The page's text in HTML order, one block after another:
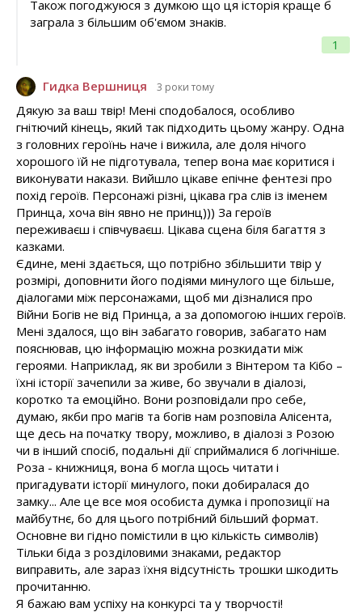
1
Також погоджуюся з думкою що ця історія краще б
заграла з більшим об'ємом знаків.
Гидка Вершниця 3 роки тому
Дякую за ваш твір! Мені сподобалося, особливо
гнітючий кінець, який так підходить цьому жанру. Одна
з головних героїнь наче і вижила, але доля нічого
хорошого їй не підготувала, тепер вона має коритися і
виконувати накази. Вийшло цікаве епічне фентезі про
похід героїв. Персонажі різні, цікава гра слів із іменем
Принца, хоча він явно не принц))) За героїв
переживаєш і співчуваєш. Цікава сцена біля багаття з
казками.
Єдине, мені здається, що потрібно збільшити твір у
розмірі, доповнити його подіями минулого ще більше,
діалогами між персонажами, щоб ми дізналися про
Війни Богів не від Принца, а за допомогою інших героїв.
Мені здалося, що він забагато говорив, забагато нам
пояснював, цю інформацію можна розкидати між
героями. Наприклад, як ви зробили з Вінтером та Кібо –
їхні історії зачепили за живе, бо звучали в діалозі,
коротко та емоційно. Вони розповідали про себе,
думаю, якби про магів та богів нам розповіла Алісента,
ще десь на початку твору, можливо, в діалозі з Розою
чи в інший спосіб, подальні дії сприймалися б логічніше.
Роза - книжниця, вона б могла щось читати і
пригадувати історії минулого, поки добиралася до
замку... Але це все моя особиста думка і пропозиції на
майбутнє, бо для цього потрібний більший формат.
Основне ви гідно помістили в цю кількість символів)
Тільки біда з розділовими знаками, редактор
виправить, але зараз їхня відсутність трошки шкодить
прочитанню.
Я бажаю вам успіху на конкурсі та у творчості!